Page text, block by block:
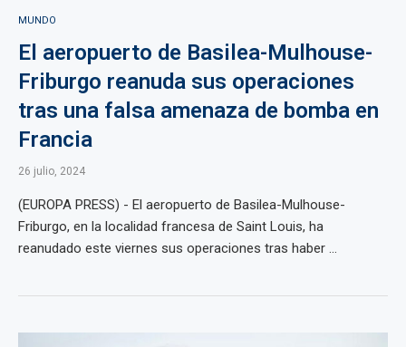
MUNDO
El aeropuerto de Basilea-Mulhouse-
Friburgo reanuda sus operaciones
tras una falsa amenaza de bomba en
Francia
26 julio, 2024
(EUROPA PRESS) - El aeropuerto de Basilea-Mulhouse-
Friburgo, en la localidad francesa de Saint Louis, ha
reanudado este viernes sus operaciones tras haber ...